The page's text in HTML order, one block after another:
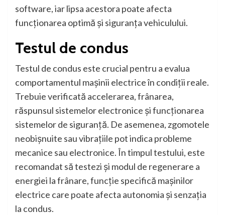
software, iar lipsa acestora poate afecta
funcționarea optimă și siguranța vehiculului.
Testul de condus
Testul de condus este crucial pentru a evalua
comportamentul mașinii electrice în condiții reale.
Trebuie verificată accelerarea, frânarea,
răspunsul sistemelor electronice și funcționarea
sistemelor de siguranță. De asemenea, zgomotele
neobișnuite sau vibrațiile pot indica probleme
mecanice sau electronice. În timpul testului, este
recomandat să testezi și modul de regenerare a
energiei la frânare, funcție specifică mașinilor
electrice care poate afecta autonomia și senzația
la condus.